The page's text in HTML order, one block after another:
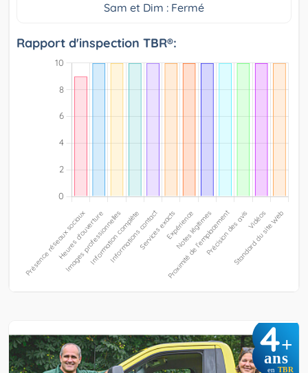
Sam et Dim : Fermé
Rapport d'inspection TBR®:
4+
ans
en TBR